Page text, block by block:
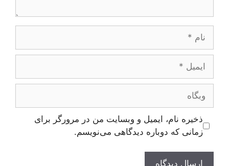
ایمیل
وبگاه
ذخیره نام، ایمیل و وبسایت من در مرورگر برای
زمانی که دوباره دیدگاهی می‌نویسم.